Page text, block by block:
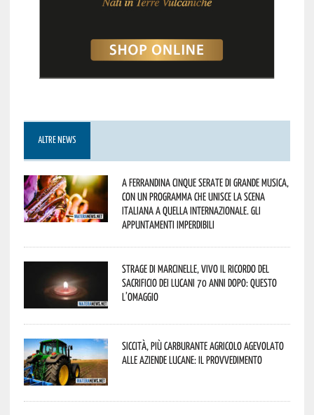
ALTRE NEWS
A Ferrandina cinque serate di grande musica,
con un programma che unisce la scena
italiana a quella internazionale. Gli
appuntamenti imperdibili
Strage di Marcinelle, vivo il ricordo del
sacrificio dei lucani 70 anni dopo: questo
l’omaggio
Siccità, più carburante agricolo agevolato
alle aziende lucane: il provvedimento